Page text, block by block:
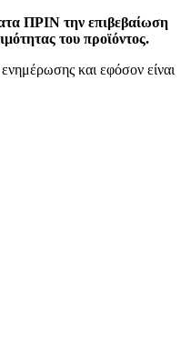
ΠΡΙΝ την επιβεβαίωση
του προϊόντος.
και εφόσον είναι